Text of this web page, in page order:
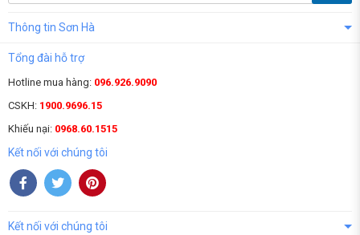
Thông tin Sơn Hà
Tổng đài hỗ trợ
Hotline mua hàng: 096.926.9090
CSKH: 1900.9696.15
Khiếu nại: 0968.60.1515
Kết nối với chúng tôi
Kết nối với chúng tôi